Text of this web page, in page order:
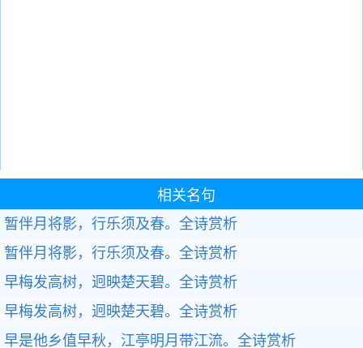
相关名句
暂伴月将影，行乐须及春。 全诗赏析
暂伴月将影，行乐须及春。 全诗赏析
早梅发高树，迥映楚天碧。 全诗赏析
早梅发高树，迥映楚天碧。 全诗赏析
早是他乡值早秋，江亭明月带江流。 全诗赏析